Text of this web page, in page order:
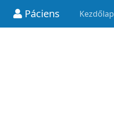
Páciens Kezdőlap